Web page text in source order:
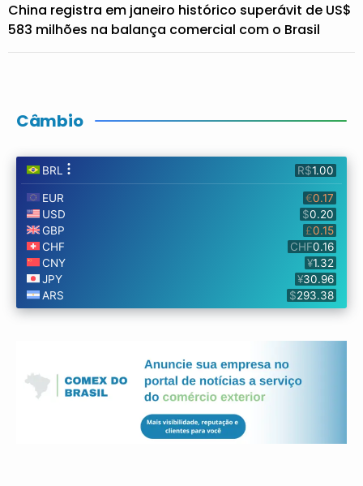
China registra em janeiro histórico superávit de US$
583 milhões na balança comercial com o Brasil
Câmbio